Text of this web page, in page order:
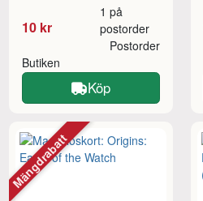
10 kr
1 på
postorder
Butiken
Postorder
Köp
Mängdrabatt